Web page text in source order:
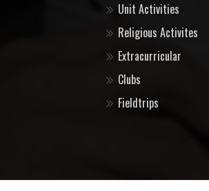
Unit Activities
Religious Activites
Extracurricular
Clubs
Fieldtrips